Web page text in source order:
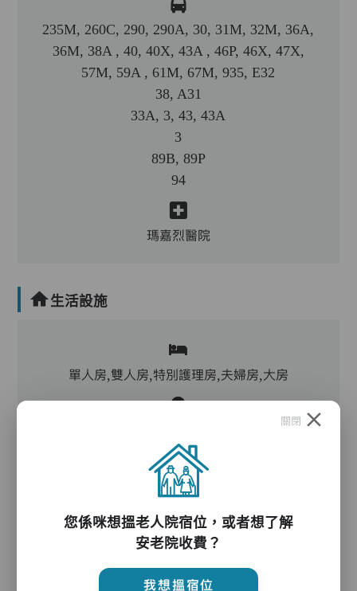
235M, 260C, 290, 290A, 30, 31M, 32M, 36A,
36M, 38A , 40, 40X, 43A , 46P, 46X, 47X,
57M, 59A , 61M, 67M, 935, E32
38, A31
33A, 3, 43, 43A
3
89B, 89P
94
瑪嘉烈醫院
生活設施
單人房,雙人房,特別護理房,夫婦房,大房
客廳,飯廳,活動區,廚房,洗衣房,物理治療設施,冷
氣
護理服務
關閉
您係咪想搵老人院宿位，或者想了解
安老院收費？
我想搵宿位